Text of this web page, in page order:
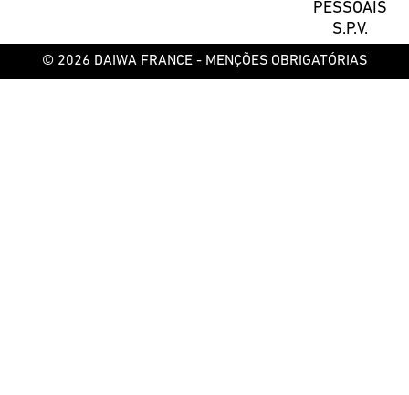
PESSOAIS
S.P.V.
© 2026 DAIWA FRANCE - MENÇÕES OBRIGATÓRIAS